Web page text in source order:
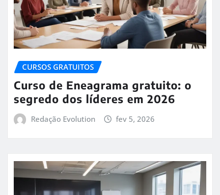
CURSOS GRATUITOS
Curso de Eneagrama gratuito: o
segredo dos líderes em 2026
Redação Evolution fev 5, 2026